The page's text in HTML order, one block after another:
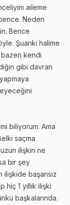
aileme
Neden
Bence
Şuanki halime
kendi
gibi davran
biliyorum. Ama
saçma
ilişkin ne
bir şey
başarısız
1 yıllık ilişki
başkalarında.